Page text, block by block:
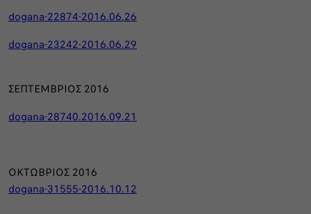
dogana-22874-2016.06.26
dogana-23242-2016.06.29
ΣΕΠΤΕΜΒΡΙΟΣ 2016
dogana-28740.2016.09.21
ΟΚΤΩΒΡΙΟΣ 2016
dogana-31555-2016.10.12